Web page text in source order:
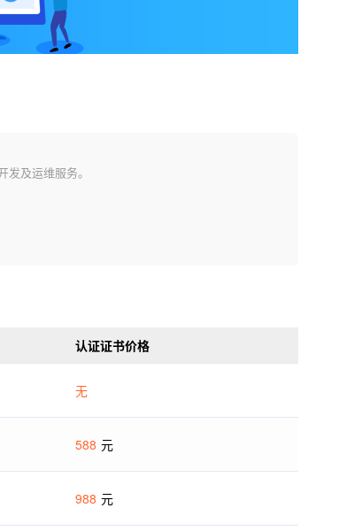
及运维服务。
认证证书价格
无
588 元
988 元